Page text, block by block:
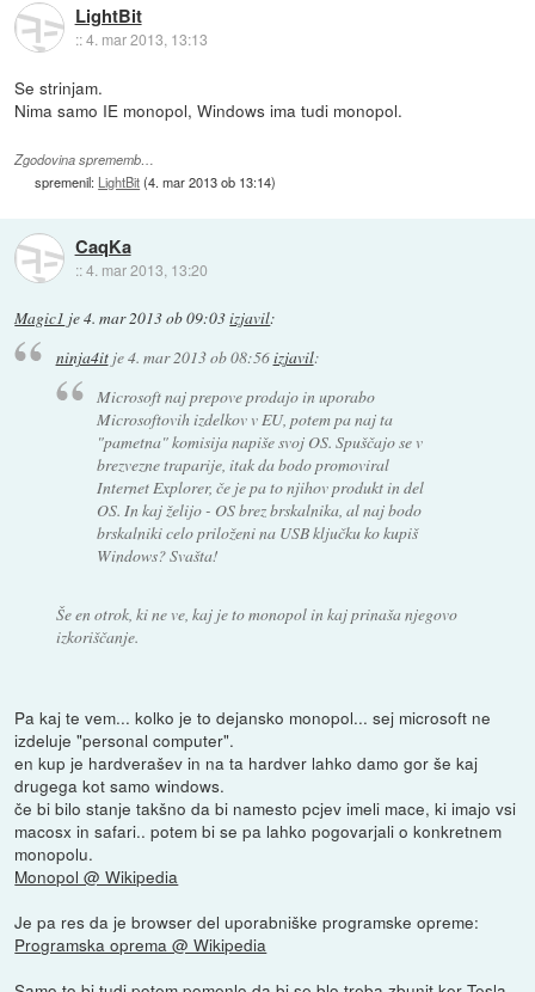
LightBit
::4. mar 2013, 13:13
Se strinjam.
Nima samo IE monopol, Windows ima tudi monopol.
Zgodovina sprememb…
spremenil: LightBit(4. mar 2013 ob 13:14)
CaqKa
::4. mar 2013, 13:20
Magic1 je4. mar 2013 ob 09:03izjavil:
ninja4itje4. mar 2013 ob 08:56izjavil:
Microsoft naj prepove prodajo in uporabo
Microsoftovih izdelkov v EU, potem pa naj ta
"pametna" komisija napiše svoj OS. Spuščajo se v
brezvezne traparije, itak da bodo promoviral
Internet Explorer, če je pa to njihov produkt in del
OS. In kaj želijo - OS brez brskalnika, al naj bodo
brskalniki celo priloženi na USB ključku ko kupiš
Windows? Svašta!
Še en otrok, ki ne ve, kaj je to monopol in kaj prinaša njegovo
izkoriščanje.
Pa kaj te vem... kolko je to dejansko monopol... sej microsoft ne
izdeluje "personal computer".
en kup je hardverašev in na ta hardver lahko damo gor še kaj
drugega kot samo windows.
če bi bilo stanje takšno da bi namesto pcjev imeli mace, ki imajo vsi
macosx in safari.. potem bi se pa lahko pogovarjali o konkretnem
monopolu.
Monopol @ Wikipedia
Je pa res da je browser del uporabniške programske opreme:
Programska oprema @ Wikipedia